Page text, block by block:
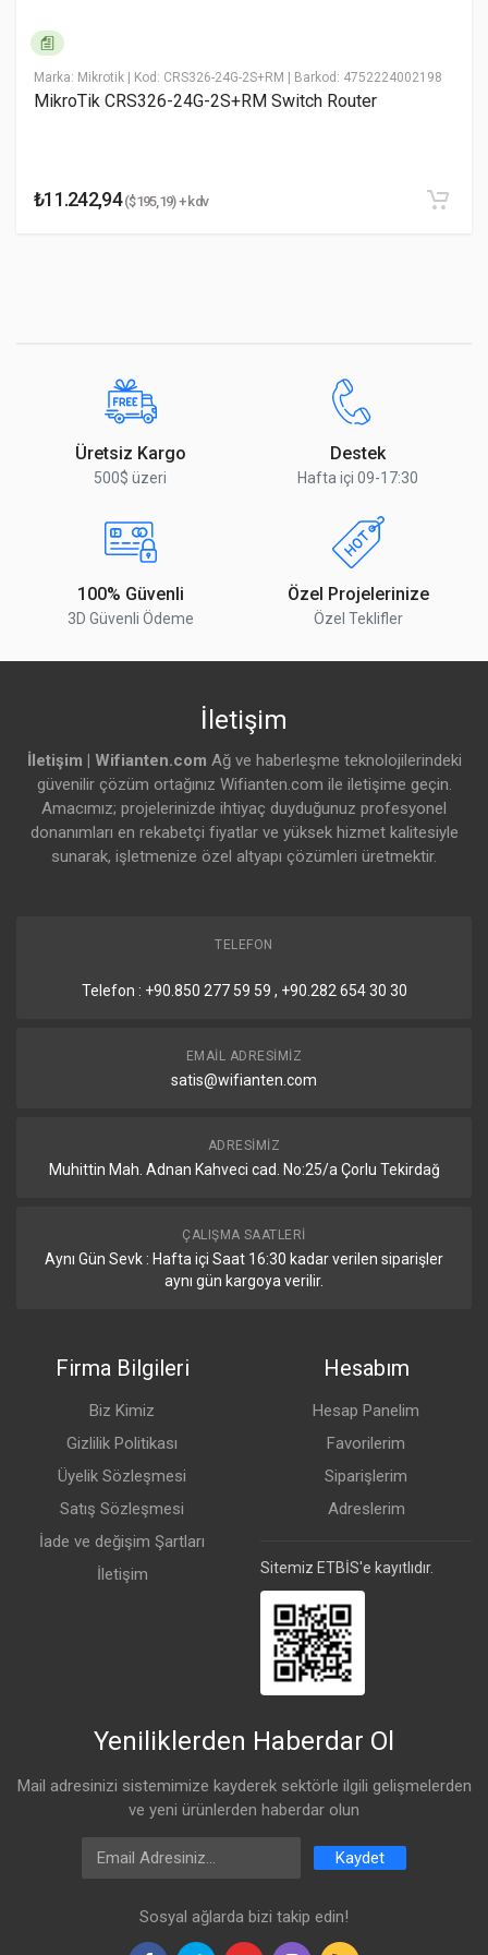
Marka: Mikrotik | Kod: CRS326-24G-2S+RM | Barkod: 4752224002198
MikroTik CRS326-24G-2S+RM Switch Router
₺11.242,94($195,19) + kdv
Üretsiz Kargo
500$ üzeri
Destek
Hafta içi 09-17:30
100% Güvenli
3D Güvenli Ödeme
Özel Projelerinize
Özel Teklifler
İletişim
İletişim | Wifianten.com Ağ ve haberleşme teknolojilerindeki
güvenilir çözüm ortağınız Wifianten.com ile iletişime geçin.
Amacımız; projelerinizde ihtiyaç duyduğunuz profesyonel
donanımları en rekabetçi fiyatlar ve yüksek hizmet kalitesiyle
sunarak, işletmenize özel altyapı çözümleri üretmektir.
TELEFON
Telefon : +90.850 277 59 59 , +90.282 654 30 30
EMAIL ADRESIMIZ
satis@wifianten.com
ADRESIMIZ
Muhittin Mah. Adnan Kahveci cad. No:25/a Çorlu Tekirdağ
ÇALIŞMA SAATLERI
Aynı Gün Sevk : Hafta içi Saat 16:30 kadar verilen siparişler
aynı gün kargoya verilir.
Firma Bilgileri
Biz Kimiz
Gizlilik Politikası
Üyelik Sözleşmesi
Satış Sözleşmesi
İade ve değişim Şartları
İletişim
Hesabım
Hesap Panelim
Favorilerim
Siparişlerim
Adreslerim
Sitemiz ETBİS'e kayıtlıdır.
Yeniliklerden Haberdar Ol
Mail adresinizi sistemimize kayderek sektörle ilgili gelişmelerden
ve yeni ürünlerden haberdar olun
Email Address
Kaydet
Sosyal ağlarda bizi takip edin!